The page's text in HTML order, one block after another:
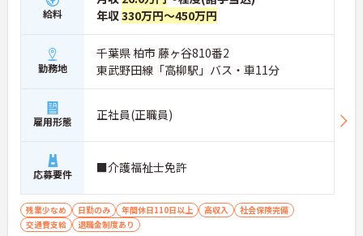
給料
年収330万円～450万円
勤務地
千葉県 柏市 藤ヶ谷810番2
東武野田線「高柳駅」バス・車11分
雇用形態 正社員(正職員)
応募要件 ■介護福祉士免許
残業少なめ 日勤のみ 年間休日110日以上 高収入
社会保険完備
交通費支給
退職金制度あり